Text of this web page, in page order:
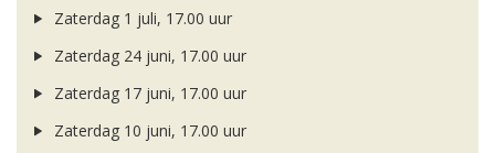
Zaterdag 1 juli, 17.00 uur
Zaterdag 24 juni, 17.00 uur
Zaterdag 17 juni, 17.00 uur
Zaterdag 10 juni, 17.00 uur